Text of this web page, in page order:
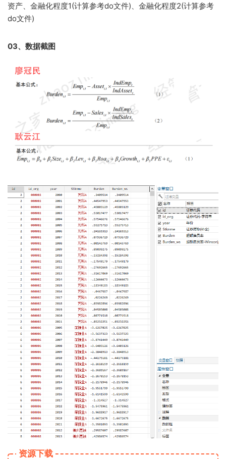
资产、金融化程度1(计算参考do文件)、金融化程度2(计算参考
do文件)
03、数据截图
资源下载